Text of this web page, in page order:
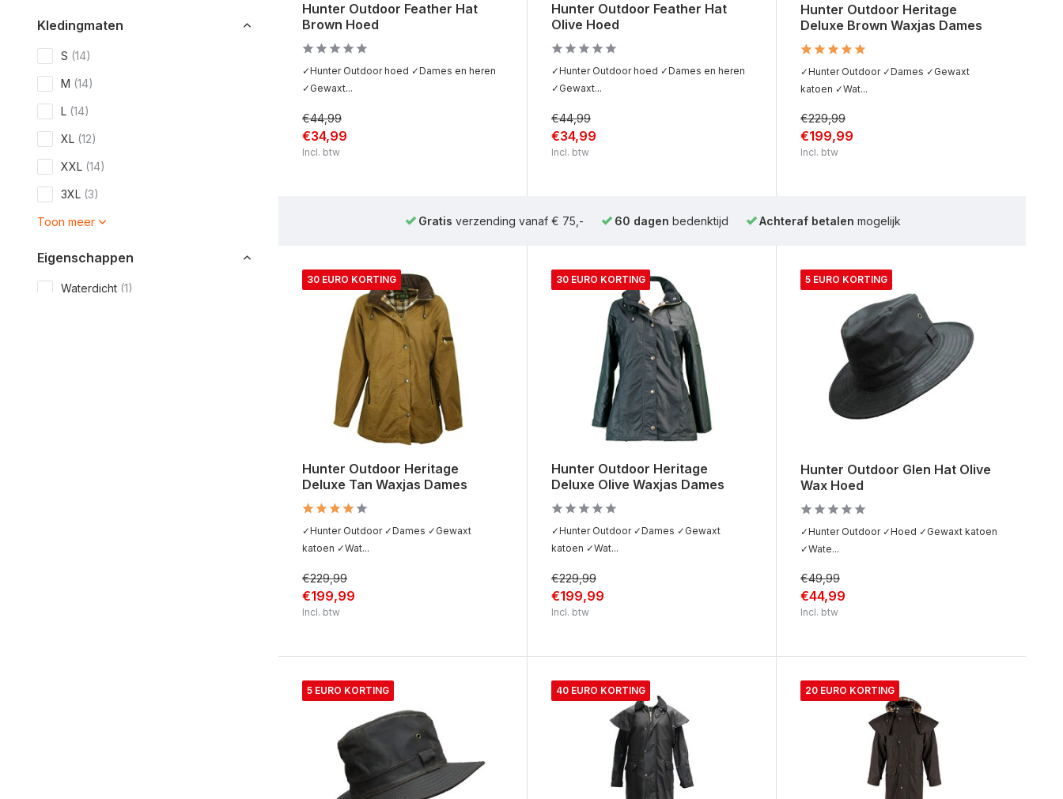
Kledingmaten
S (14)
M (14)
L (14)
XL (12)
XXL (14)
3XL (3)
Toon meer
Eigenschappen
Waterdicht (1)
Hunter Outdoor Feather Hat
Brown Hoed
✓Hunter Outdoor hoed ✓Dames en heren
✓Gewaxt...
€44,99
€34,99
Incl. btw
Hunter Outdoor Feather Hat
Olive Hoed
✓Hunter Outdoor hoed ✓Dames en heren
✓Gewaxt...
€44,99
€34,99
Incl. btw
Hunter Outdoor Heritage
Deluxe Brown Waxjas Dames
✓Hunter Outdoor ✓Dames ✓Gewaxt
katoen ✓Wat...
€229,99
€199,99
Incl. btw
Gratis verzending vanaf € 75,- 60 dagen bedenktijd Achteraf betalen mogelijk
30 EURO KORTING
Hunter Outdoor Heritage
Deluxe Tan Waxjas Dames
✓Hunter Outdoor ✓Dames ✓Gewaxt
katoen ✓Wat...
€229,99
€199,99
Incl. btw
30 EURO KORTING
Hunter Outdoor Heritage
Deluxe Olive Waxjas Dames
✓Hunter Outdoor ✓Dames ✓Gewaxt
katoen ✓Wat...
€229,99
€199,99
Incl. btw
5 EURO KORTING
Hunter Outdoor Glen Hat Olive
Wax Hoed
✓Hunter Outdoor ✓Hoed ✓Gewaxt katoen
✓Wate...
€49,99
€44,99
Incl. btw
5 EURO KORTING 40 EURO KORTING 20 EURO KORTING